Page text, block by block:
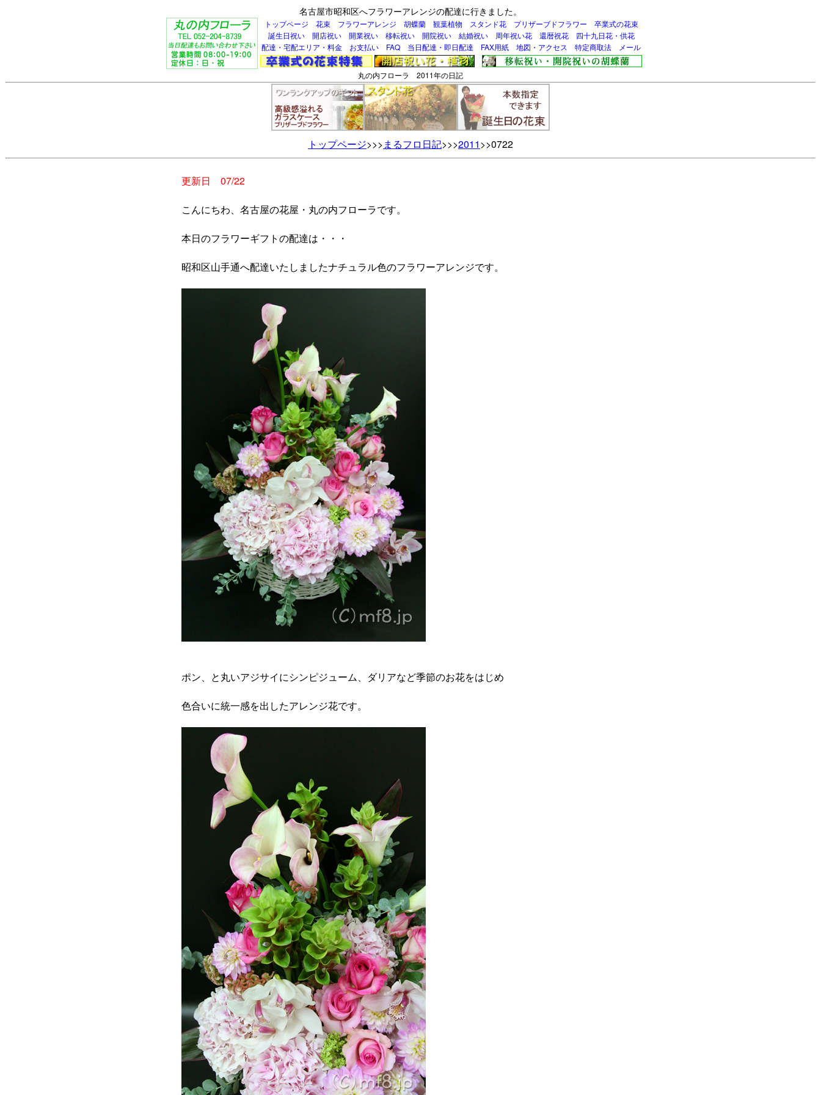
名古屋市昭和区へフラワーアレンジの配達に行きました。
トップページ 花束 フラワーアレンジ 胡蝶蘭 観葉植物 スタンド花 プリザーブドフラワー
卒業式の花束
誕生日祝い
開店祝い 開業祝い 移転祝い 開院祝い 結婚祝い 周年祝い花 還暦祝花
四十九日花・供花
配達・宅配エリア・料金
お支払い FAQ 当日配達・即日配達 FAX用紙 地図・アクセス 特定商取法 メール
丸の内フローラ 2011年の日記
トップページ>>> まるフロ日記>>>2011>>0722
更新日 07/22
こんにちわ、名古屋の花屋・丸の内フローラです。
本日のフラワーギフトの配達は・・・
昭和区山手通へ配達いたしましたナチュラル色のフラワーアレンジです。
ポン、と丸いアジサイにシンピジューム、ダリアなど季節のお花をはじめ
色合いに統一感を出したアレンジ花です。